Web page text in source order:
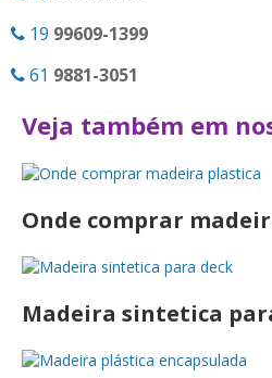
MOVEIS DE MADEIRA PLASTICA
ONDE COMPRAR MADEIRA PLASTICA EM
PERGOLADO DE MADEIRA PLASTICA
PERGOLADO DE PLASTICO IMITANDO
19 99609-1399
61 9881-3051
Veja também em
Onde comprar
Madeira sintetica